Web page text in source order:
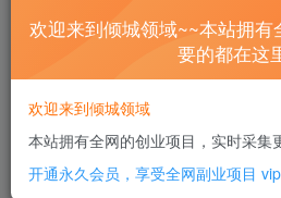
此内容为付费资源，请付费后查看
￥12
SVIP全站会员免费
付费资源
欢迎来到倾城领域~~本站拥
要的都在这
欢迎来到倾城领域
本站拥有全网的创业项目，实时采集
开通永久会员，享受全网副业项目